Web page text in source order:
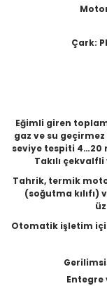
Çark:
Eğimli giren
gaz ve su
seviye tespiti 4…20
Takılı
Tahrik, termik
(soğutma
Otomatik işletim
Entegre